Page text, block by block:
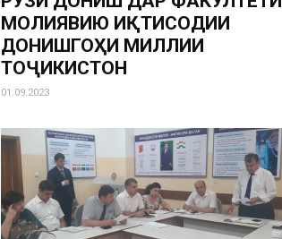
МОЛИЯВИЮ ИҚТИСОДИИ
ДОНИШГОҲИ МИЛЛИИ
ТОҶИКИСТОН
01.09.2023